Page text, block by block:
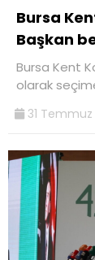
Bursa
Başkan
Bursa Kent
olarak
31 Temmuz